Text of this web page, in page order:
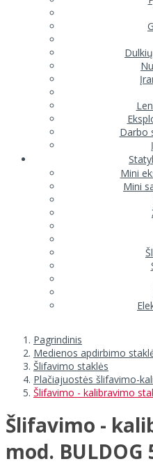
Darbo
Mini
Mini
Pagrindinis
Medienos apdirbimo
Šlifavimo staklės
Plačiajuostės šlifavimo-
Šlifavimo - kalibravimo
Šlifavimo -
mod. BULDOG